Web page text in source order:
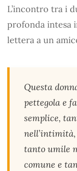
L’incontro tra i
profonda intesa
lettera a un
Questa
pettegola e
semplice,
tanto umile
comune e